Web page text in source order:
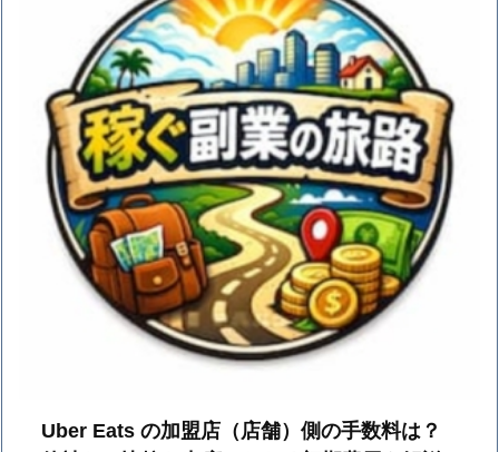
Uber Eats の加盟店（店舗）側の手数料は？